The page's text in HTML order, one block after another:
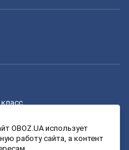
класс
класс
OBOZ.UA использует
работу сайта, а контент